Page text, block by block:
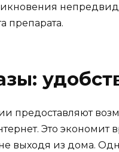
препарата.
предоставляют
Это экономит
выходя из дома.